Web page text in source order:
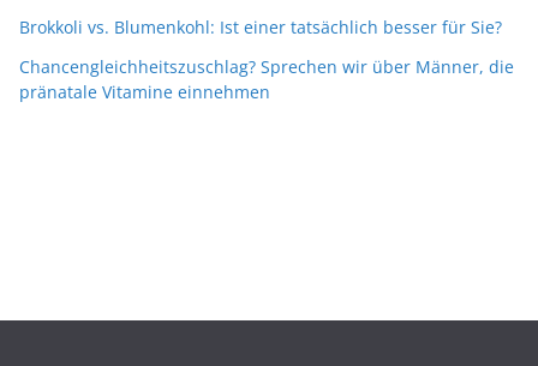
Brokkoli vs. Blumenkohl: Ist einer tatsächlich besser für Sie?
Chancengleichheitszuschlag? Sprechen wir über Männer, die
pränatale Vitamine einnehmen